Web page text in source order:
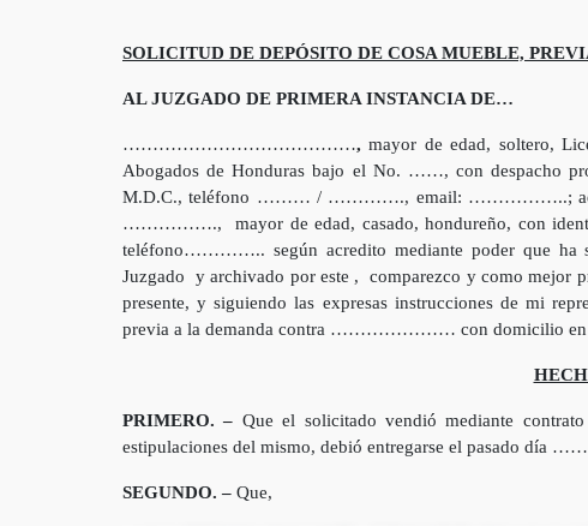
SOLICITUD DE DEPÓSITO DE COSA MUEBLE,
AL JUZGADO DE PRIMERA INSTANCIA DE…
…………………………………,mayor de edad, soltero,
Abogados de Honduras bajo el No. ……, con
M.D.C., teléfono ……… / …………., email: ……………..;
……………., mayor de edad, casado, hondureño, con
teléfono………….. según acredito mediante poder que ha
Juzgado y archivado por este , comparezco y como mejor
presente, y siguiendo las expresas instrucciones de mi
previa a la demanda contra ………………… con domicilio
PRIMERO. – Que el solicitado vendió mediante
estipulaciones del mismo, debió entregarse el
SEGUNDO. – Que,